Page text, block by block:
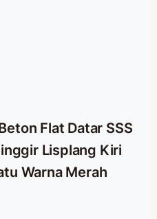
Flat Datar SSS
Lisplang Kiri
Warna Merah